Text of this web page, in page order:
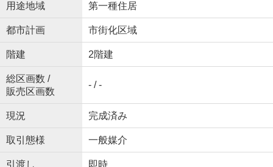
用途地域 第一種住居
都市計画 市街化区域
階建 2階建
総区画数 /
販売区画数
- / -
現況 完成済み
取引態様 一般媒介
引渡し 即時